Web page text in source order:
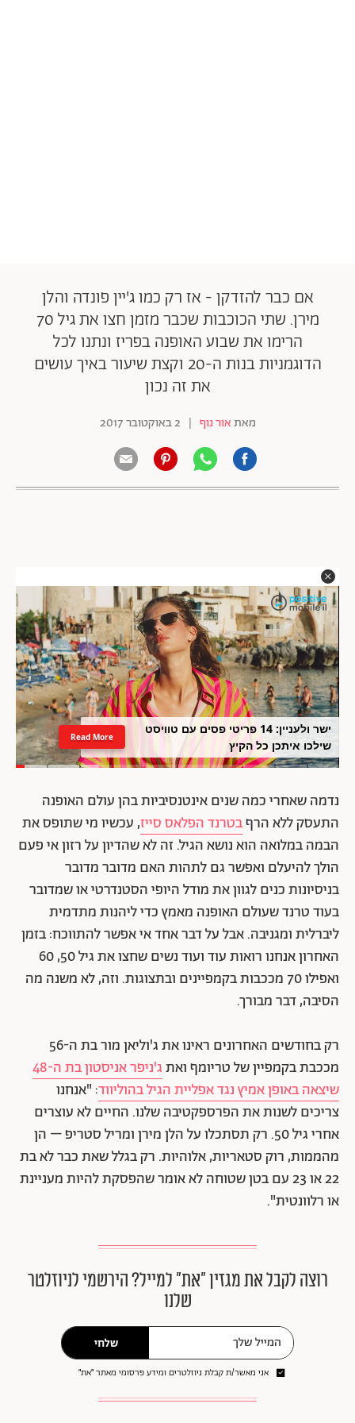
אם כבר להזדקן - אז רק כמו ג'יין פונדה והלן
מירן. שתי הכוכבות שכבר מזמן חצו את גיל 70
הרימו את שבוע האופנה בפריז ונתנו לכל
הדוגמניות בנות ה-20 וקצת שיעור באיך עושים
את זה נכון
מאתאור נוף | 2 באוקטובר 2017
ישר ולעניין: 14 פריטי פסים עם טוויסט
שילכו איתכן כל הקיץ
Read More
נדמה שאחרי כמה שנים אינטנסיביות בהן עולם האופנה
התעסק ללא הרףבטרנד הפלאס סייז, עכשיו מי שתופס את
הבמה במלואה הוא נושא הגיל. זה לא שהדיון על רזון אי פעם
הולך להיעלם ואפשר גם לתהות האם מדובר מדובר
בניסיונות כנים לגוון את מודל היופי הסטנדרטי או שמדובר
בעוד טרנד שעולם האופנה מאמץ כדי ליהנות מתדמית
ליברלית ומגניבה. אבל על דבר אחד אי אפשר להתווכח: בזמן
האחרון אנחנו רואות עוד ועוד נשים שחצו את גיל 50, 60
ואפילו 70 מככבות בקמפיינים ובתצוגות. וזה, לא משנה מה
הסיבה, דבר מבורך.
רק בחודשים האחרונים ראינו את ג'וליאן מור בת ה-56
מככבת בקמפיין של טריומף ואת
ג'ניפר אניסטון בת ה-48
שיצאה באופן אמיץ נגד אפליית הגיל בהוליווד: "אנחנו
צריכים לשנות את הפרספקטיבה שלנו. החיים לא עוצרים
אחרי גיל 50. רק תסתכלו על הלן מירן ומריל סטריפ – הן
מהממות, רוק סטאריות, אלוהיות. רק בגלל שאת כבר לא בת
22 או 23 עם בטן שטוחה לא אומר שהפסקת להיות מעניינת
או רלוונטית".
רוצה לקבל את מגזין ״את״ למייל? הירשמי לניוזלטר
שלנו
שלחי
אני מאשר/ת קבלת ניוזלטרים ומידע פרסומי מאתר ״את״